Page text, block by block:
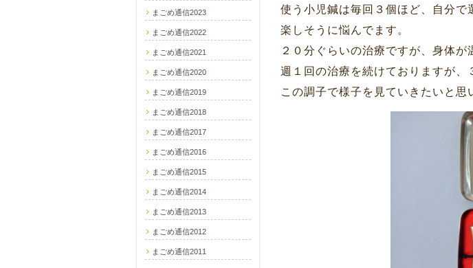
使う小児鍼は毎回３個ほど、自分で
楽しそうに悩んでます。
２０分ぐらいの治療ですが、身体が
週１回の治療を続けておりますが、
この調子で様子を見ていきたいと思
まごめ通信2023
まごめ通信2022
まごめ通信2021
まごめ通信2020
まごめ通信2019
まごめ通信2018
まごめ通信2017
まごめ通信2016
まごめ通信2015
まごめ通信2014
まごめ通信2013
まごめ通信2012
まごめ通信2011